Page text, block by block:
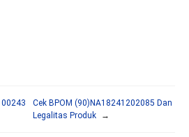
Cek BPOM (90)NA18241202085 Dan
Legalitas Produk
→